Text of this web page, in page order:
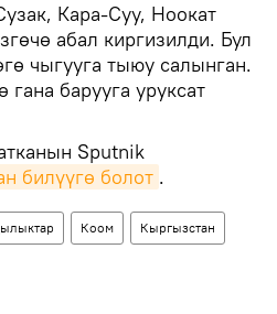
Кара-Суу, Ноокат
абал киргизилди. Бул
чыгууга тыюу салынган.
барууга уруксат
Sputnik
билүүгө болот .
Коом Кыргызстан